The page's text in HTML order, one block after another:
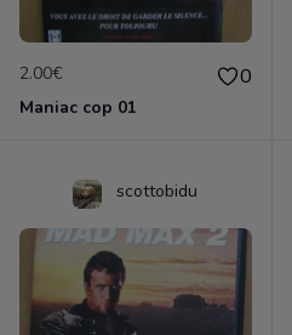
2.00€ 0
Maniac cop 01
scottobidu